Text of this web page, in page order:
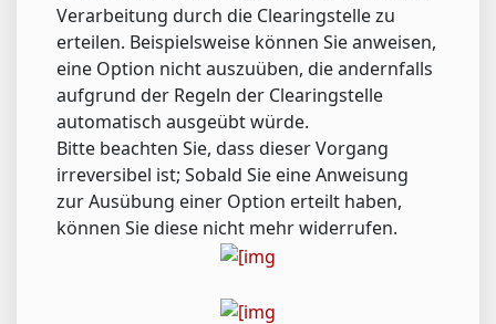
Verarbeitung durch die Clearingstelle zu
erteilen. Beispielsweise können Sie anweisen,
eine Option nicht auszuüben, die andernfalls
aufgrund der Regeln der Clearingstelle
automatisch ausgeübt würde.
Bitte beachten Sie, dass dieser Vorgang
irreversibel ist; Sobald Sie eine Anweisung
zur Ausübung einer Option erteilt haben,
können Sie diese nicht mehr widerrufen.